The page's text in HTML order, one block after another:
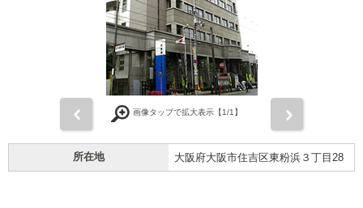
画像タップで拡大表示【1/1】
所在地 大阪府大阪市住吉区東粉浜３丁目28